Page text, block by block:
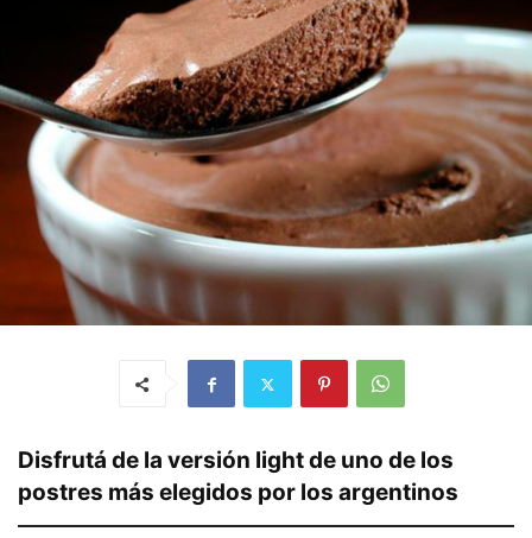
Disfrutá de la versión light de uno de los
postres más elegidos por los argentinos